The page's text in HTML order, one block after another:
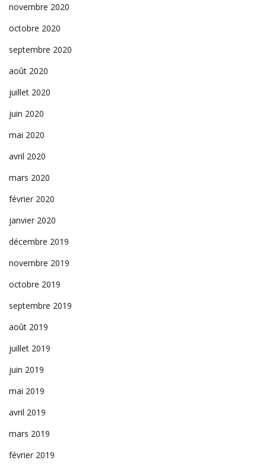
novembre 2020
octobre 2020
septembre 2020
août 2020
juillet 2020
juin 2020
mai 2020
avril 2020
mars 2020
février 2020
janvier 2020
décembre 2019
novembre 2019
octobre 2019
septembre 2019
août 2019
juillet 2019
juin 2019
mai 2019
avril 2019
mars 2019
février 2019